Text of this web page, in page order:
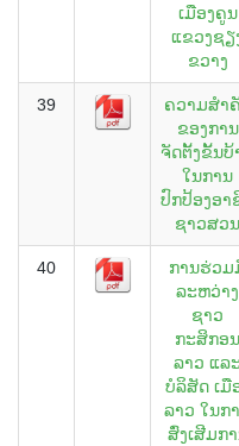
ເມືອງຄູນ
ແຂວງຊຽ
ຂວາງ
39
ຄວາມສຳ
ຂອງການ
ຈັດຕັ້ງຂັ້ນບ້
ໃນການ
ປົກປ້ອງອາ
ຊາວສວນ
40
ການຮ່ວມ
ລະຫວ່າງ
ຊາວ
ກະສິກອນ
ລາວ ແລ
ບໍລິສັດ ເມື
ລາວ ໃນກ
ສົ່ງເສີມກ